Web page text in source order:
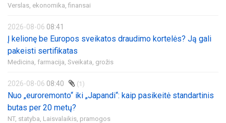
Verslas, ekonomika, finansai
2026-08-06 08:41
Į kelionę be Europos sveikatos draudimo kortelės? Ją gali
pakeisti sertifikatas
Medicina, farmacija, Sveikata, grožis
2026-08-06 08:40 (1)
Nuo „euroremonto“ iki „Japandi“: kaip pasikeitė standartinis
butas per 20 metų?
NT, statyba, Laisvalaikis, pramogos